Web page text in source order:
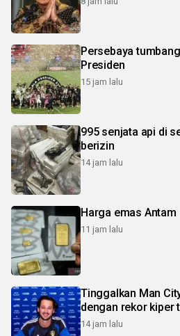
Persebaya
Presiden
15 jam lalu
995 senjata api di
berizin
14 jam lalu
Harga emas
11 jam lalu
Tinggalkan Man
dengan rekor kiper
14 jam lalu